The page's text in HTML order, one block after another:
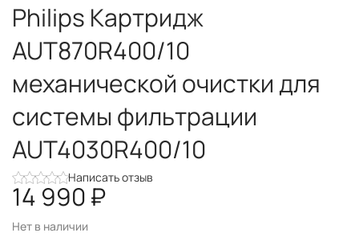
Philips Картридж
AUT870R400/10
механической очистки для
системы фильтрации
AUT4030R400/10
Написать отзыв
14 990₽
Нет в наличии